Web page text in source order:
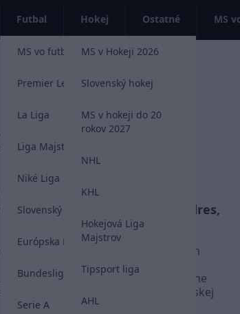
Futbal
MS vo futbale 2026
Premier League
La Liga
Liga Majstrov
Niké Liga
Slovenský futbal
Európska Liga
Bundesliga
Serie A
Hokej
MS v Hokeji 2026
Slovenský hokej
MS v hokeji do 20
rokov 2027
NHL
KHL
Hokejová Liga
Majstrov
Tipsport liga
AHL
Ostatné MS
Tomáš Suslov v lete
pravdepodobne zmení dres,
Verona končí v Sérii A
Hellas Verona so slovenským
reprezentantom Tomášom
Suslovom po aktuálnej sezóne
definitívne zostúpi do talianskej
Serie B.